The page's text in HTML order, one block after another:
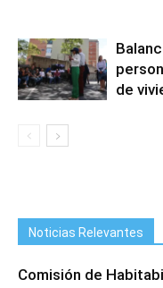
de
Noticias Relevantes
Comisión de